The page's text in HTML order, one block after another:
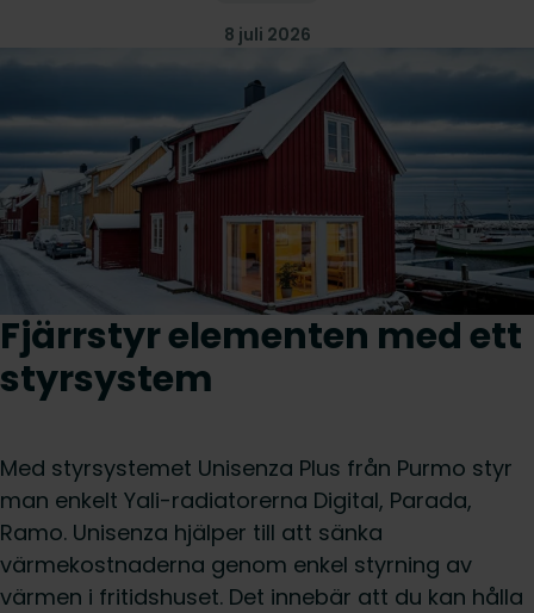
8 juli 2026
Fjärrstyr elementen med ett
styrsystem
Med styrsystemet Unisenza Plus från Purmo styr
man enkelt Yali-radiatorerna Digital, Parada,
Ramo. Unisenza hjälper till att sänka
värmekostnaderna genom enkel styrning av
värmen i fritidshuset. Det innebär att du kan hålla